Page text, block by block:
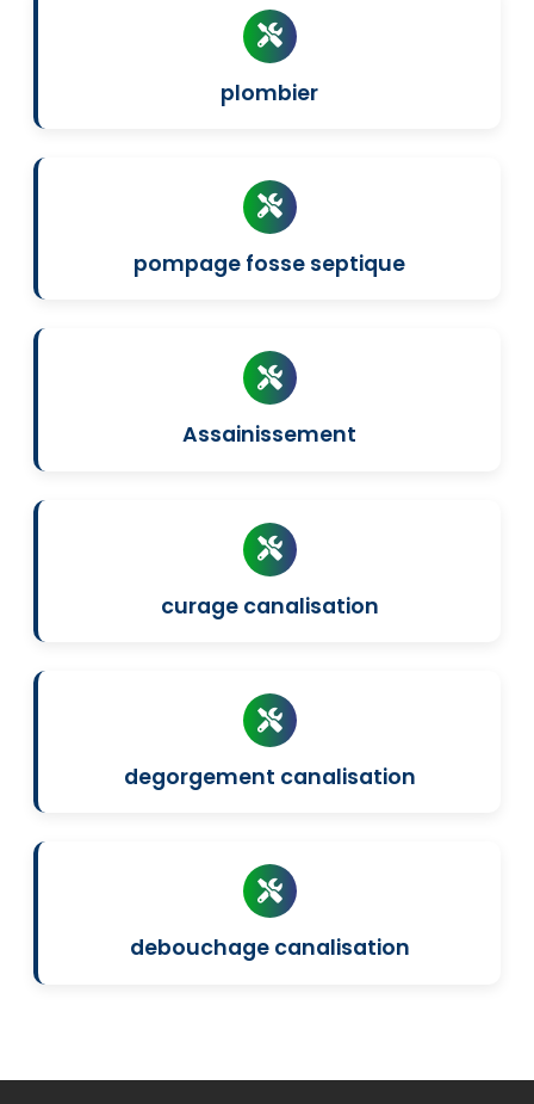
plombier
pompage fosse septique
Assainissement
curage canalisation
degorgement canalisation
debouchage canalisation